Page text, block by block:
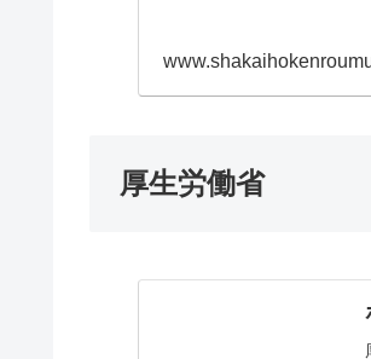
厚生労働省